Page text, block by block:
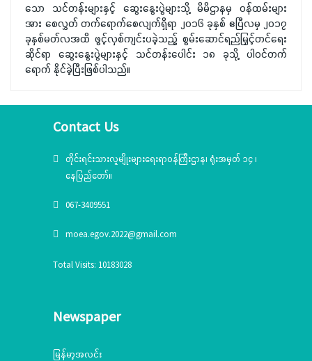
သော သင်တန်းများနှင့် ဆွေးနွေးပွဲများသို့ မိမိဌာနမှ ဝန်ထမ်းများ
အား စေလွှတ် တက်ရောက်စေလျက်ရှိရာ ၂၀၁၆ ခုနှစ် ဧပြီလမှ ၂၀၁၇
ခုနှစ်မတ်လအထိ ဖွင့်လှစ်ကျင်းပခဲ့သည့် စွမ်းဆောင်ရည်မြှင့်တင်ရေး
ဆိုင်ရာ ဆွေးနွေးပွဲများနှင့် သင်တန်းပေါင်း ၁၈ ခုသို့ ပါဝင်တက်
ရောက် နိုင်ခဲ့ပြီးဖြစ်ပါသည်။
Contact Us
တိုင်းရင်းသားလူမျိုးများရေးရာဝန်ကြီးဌာန၊ ရုံးအမှတ် ၁၄ ၊
နေပြည်တော်။
067-3409551
moea.egov.2022@gmail.com
Total Visits: 10183028
Newspaper
မြန်မာ့အလင်း